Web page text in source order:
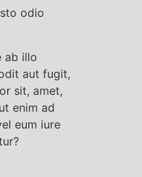
odio
ab illo
aut fugit,
sit, amet,
enim ad
eum iure